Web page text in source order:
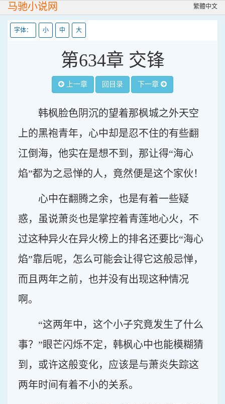
马驰小说网 繁體中文
字体： 小 中 大
第634章 交锋
上一章 回目录 下一章
韩枫脸色阴沉的望着那枫城之外天空
上的黑袍青年，心中却是忍不住的有些翻
江倒海，他实在是想不到，那让得“海心
焰”都为之忌惮的人，竟然便是这个家伙！
心中在翻腾之余，也是有着一些疑
惑，虽说萧炎也是掌控着青莲地心火，不
过这种异火在异火榜上的排名还要比“海心
焰”靠后呢，怎么可能会让得它这般忌惮，
而且两年之前，也并没有出现这种情况
啊。
“这两年中，这个小子究竟发生了什么
事？”眼芒闪烁不定，韩枫心中也能模糊猜
到，或许这般变化，应该是与萧炎失踪这
两年时间有着不小的关系。